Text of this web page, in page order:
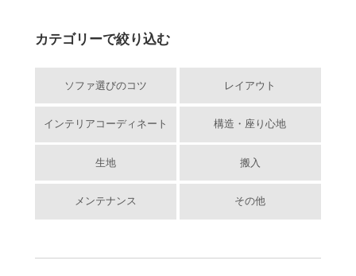
カテゴリーで絞り込む
ソファ選びのコツ レイアウト
インテリアコーディネート 構造・座り心地
生地 搬入
メンテナンス その他